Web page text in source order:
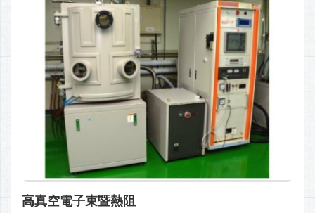
高真空電子束暨熱阻